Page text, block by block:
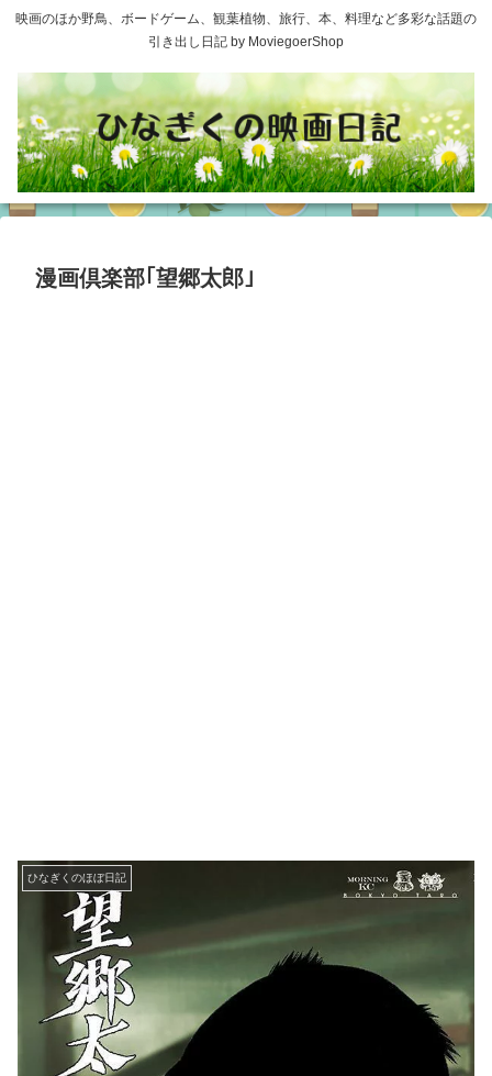
映画のほか野鳥、ボードゲーム、観葉植物、旅行、本、料理など多彩な話題の
引き出し日記 by MoviegoerShop
漫画倶楽部｢望郷太郎｣
ひなぎくのほぼ日記